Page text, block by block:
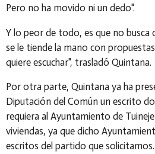
Pero no ha movido ni un dedo".
Y lo peor de todo, es que no busca
se le tiende la mano con
quiere escuchar", trasladó Quintana.
Por otra parte, Quintana ya ha
Diputación del Común un escrito
requiera al Ayuntamiento de
viviendas, ya que dicho
escritos del partido que